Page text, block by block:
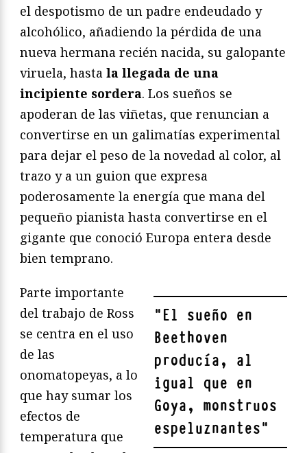
el despotismo de un padre endeudado y
alcohólico, añadiendo la pérdida de una
nueva hermana recién nacida, su galopante
viruela, hasta la llegada de una
incipiente sordera. Los sueños se
apoderan de las viñetas, que renuncian a
convertirse en un galimatías experimental
para dejar el peso de la novedad al color, al
trazo y a un guion que expresa
poderosamente la energía que mana del
pequeño pianista hasta convertirse en el
gigante que conoció Europa entera desde
bien temprano.
"El sueño en
Beethoven
producía, al
igual que en
Goya, monstruos
espeluznantes"
Parte importante
del trabajo de Ross
se centra en el uso
de las
onomatopeyas, a lo
que hay sumar los
efectos de
temperatura que